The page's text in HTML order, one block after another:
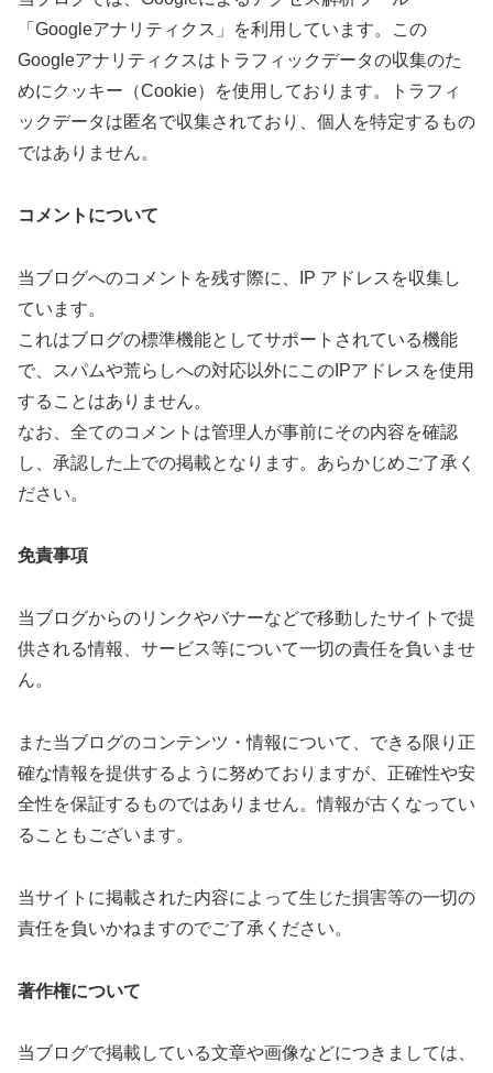
「Googleアナリティクス」を利用しています。この
Googleアナリティクスはトラフィックデータの収集のた
めにクッキー（Cookie）を使用しております。トラフィ
ックデータは匿名で収集されており、個人を特定するもの
ではありません。
コメントについて
当ブログへのコメントを残す際に、IP アドレスを収集し
ています。
これはブログの標準機能としてサポートされている機能
で、スパムや荒らしへの対応以外にこのIPアドレスを使用
することはありません。
なお、全てのコメントは管理人が事前にその内容を確認
し、承認した上での掲載となります。あらかじめご了承く
ださい。
免責事項
当ブログからのリンクやバナーなどで移動したサイトで提
供される情報、サービス等について一切の責任を負いませ
ん。
また当ブログのコンテンツ・情報について、できる限り正
確な情報を提供するように努めておりますが、正確性や安
全性を保証するものではありません。情報が古くなってい
ることもございます。
当サイトに掲載された内容によって生じた損害等の一切の
責任を負いかねますのでご了承ください。
著作権について
当ブログで掲載している文章や画像などにつきましては、